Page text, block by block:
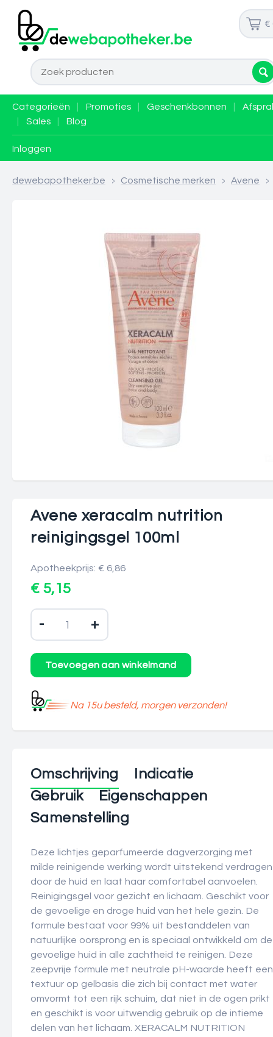
€
Categorieën Promoties Geschenkbonnen
Sales Blog
Inloggen
dewebapotheker.be > Cosmetische merken > Avene >
Avene xeracalm nutrition
reinigingsgel 100ml
Apotheekprijs: € 6,86
€ 5,15
- +
Na 15u besteld, morgen verzonden!
Omschrijving
Indicatie
Gebruik
Eigenschappen
Samenstelling
Deze lichtjes geparfumeerde dagverzorging met
milde reinigende werking wordt uitstekend verdragen
door de huid en laat haar comfortabel aanvoelen.
Reinigingsgel voor gezicht en lichaam. Geschikt voor
de gevoelige en droge huid van het hele gezin. De
formule bestaat voor 99% uit bestanddelen van
natuurlijke oorsprong en is speciaal ontwikkeld om de
gevoelige huid in alle zachtheid te reinigen. Deze
zeepvrije formule met neutrale pH-waarde heeft een
textuur op gelbasis die zich bij contact met water
omvormt tot een rijk schuim, dat niet in de ogen prikt
en geschikt is voor uitwendig gebruik op de intieme
delen van het lichaam. XERACALM NUTRITION